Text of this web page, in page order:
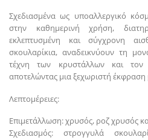
Σχεδιασμένα ως υποαλλεργικό
στην καθημερινή χρήση,
εκλεπτυσμένη και σύγχρονη
σκουλαρίκια, αναδεικνύουν τη
τέχνη των κρυστάλλων και τον
αποτελώντας μια ξεχωριστή
Λεπτομέρειες:
Επιμετάλλωση: χρυσός, ροζ χρυσός
Σχεδιασμός: στρογγυλά